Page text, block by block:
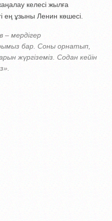
келесі жылға
ең ұзыны Ленин көшесі.
– мердігер
бар. Соны орнатып,
жүргіземіз. Содан кейін